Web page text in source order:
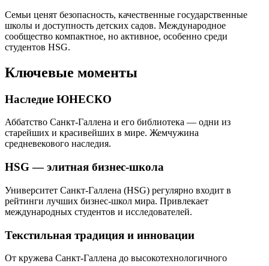
Семьи ценят безопасность, качественные государственные
школы и доступность детских садов. Международное
сообщество компактное, но активное, особенно среди
студентов HSG.
Ключевые моменты
Наследие ЮНЕСКО
Аббатство Санкт-Галлена и его библиотека — одни из
старейших и красивейших в мире. Жемчужина
средневекового наследия.
HSG — элитная бизнес-школа
Университет Санкт-Галлена (HSG) регулярно входит в
рейтинги лучших бизнес-школ мира. Привлекает
международных студентов и исследователей.
Текстильная традиция и инновации
От кружева Санкт-Галлена до высокотехнологичного